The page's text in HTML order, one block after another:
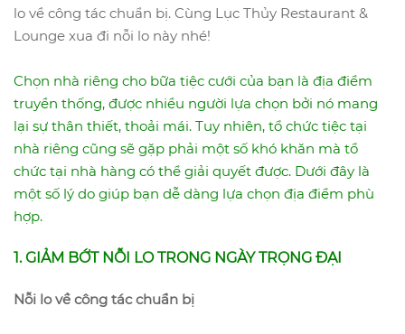
lo về công tác chuẩn bị. Cùng Lục Thủy Restaurant &
Lounge xua đi nỗi lo này nhé!
Chọn nhà riêng cho bữa tiệc cưới của bạn là địa điểm
truyền thống, được nhiều người lựa chọn bởi nó mang
lại sự thân thiết, thoải mái. Tuy nhiên, tổ chức tiệc tại
nhà riêng cũng sẽ gặp phải một số khó khăn mà tổ
chức tại nhà hàng có thể giải quyết được. Dưới đây là
một số lý do giúp bạn dễ dàng lựa chọn địa điểm phù
hợp.
1. GIẢM BỚT NỖI LO TRONG NGÀY TRỌNG ĐẠI
Nỗi lo về công tác chuẩn bị